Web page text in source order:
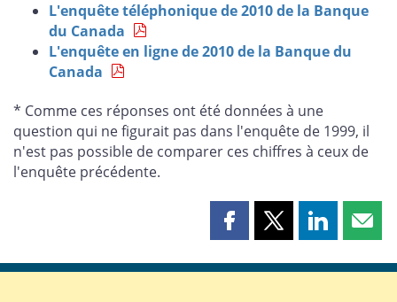
L'enquête téléphonique de 2010 de la Banque
du Canada
L'enquête en ligne de 2010 de la Banque du
Canada
* Comme ces réponses ont été données à une
question qui ne figurait pas dans l'enquête de 1999, il
n'est pas possible de comparer ces chiffres à ceux de
l'enquête précédente.
Partager
page
Partager
page
Partager
page page